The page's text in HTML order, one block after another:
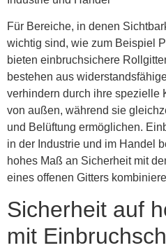
Für Bereiche, in denen
wichtig sind, wie zum Beispiel
bieten einbruchsichere
bestehen aus
verhindern durch ihre spezielle
von außen, während sie
und Belüftung ermöglichen.
in der Industrie und im Handel
hohes Maß an Sicherheit mit
eines offenen Gitters
Sicherheit auf
mit